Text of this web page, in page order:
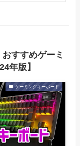
おすすめゲーミ
年版】
ゲーミングキーボード